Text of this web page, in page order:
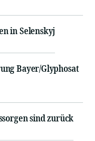
in Selenskyj
Bayer/Glyphosat
sind zurück